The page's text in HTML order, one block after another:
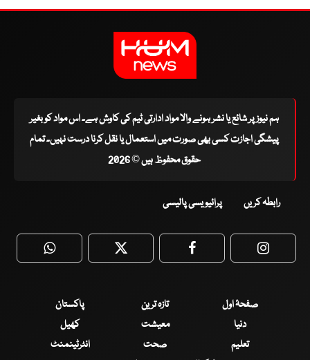
ہم نیوز پر شائع یا نشر ہونے والا مواد ادارتی ٹیم کی کاوش ہے۔ اس مواد کو بغیر
پیشگی اجازت کسی بھی صورت میں استعمال یا نقل کرنا درست نہیں۔ تمام
حقوق محفوظ ہیں © 2026
رابطہ کریں پرائیویسی پالیسی
WhatsApp Twitter Facebook
صفحۂ اول تازہ ترین
پاکستان
دنیا
معیشت
کھیل
تعلیم
صحت
انٹرٹینمنٹ